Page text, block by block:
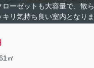
ーゼットも大容量で、散
キリ気持ち良い室内となりま
㎡